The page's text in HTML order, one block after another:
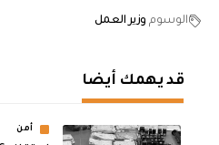
الوسوم وزير العمل
قد يهمك أيضا
أمن